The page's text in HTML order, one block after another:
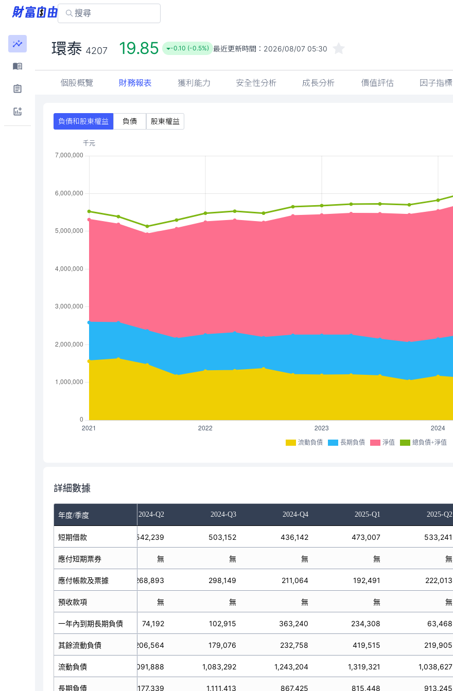
環泰 4207 19.85 -0.10 (-0.5%) 最近更新時間： 2026/08/07 05:30
個股概覽 財務報表 獲利能力 安全性分析 成長分析 價值評估 因子指標
負債和股東權益 負債 股東權益
流動負債 長期負債 淨值 總負債+淨值
詳細數據
年度/季度
2024-Q1 2024-Q2 2024-Q3 2024-Q4 2025-Q1 2025-Q2
短期借款
應付短期票券
應付帳款及票據
預收款項
一年內到期長期負債
其餘流動負債
流動負債
長期負債
537,383 542,239 503,152 436,142 473,007 533,241
無 無 無 無 無 無
267,102 268,893 298,149 211,064 192,491 222,013
無 無 無 無 無 無
92,208 74,192 102,915 363,240 234,308 63,468
258,675 206,564 179,076 232,758 419,515 219,905
1,155,368 1,091,888 1,083,292 1,243,204 1,319,321 1,038,627
988,803 1,177,339 1,111,413 867,425 815,448 913,245